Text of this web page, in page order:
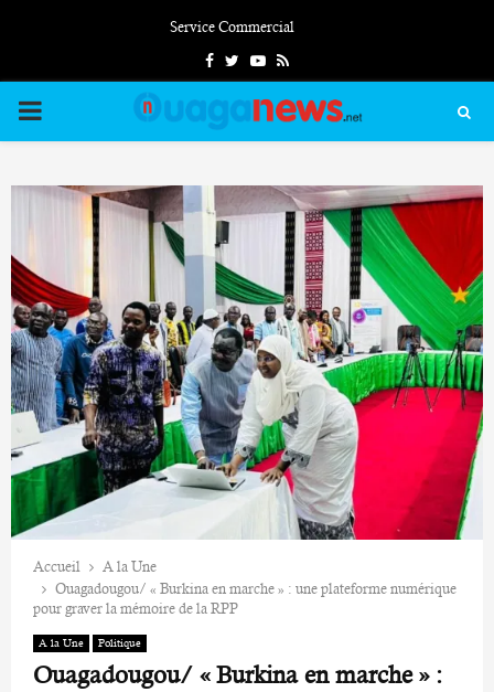
Service Commercial
FacebookTwitterYoutube
Rss
PRIMARY
Accueil
A la Une
Ouagadougou/ « Burkina en marche » : une plateforme numérique
pour graver la mémoire de la RPP
A la Une Politique
Ouagadougou/ « Burkina en marche » :